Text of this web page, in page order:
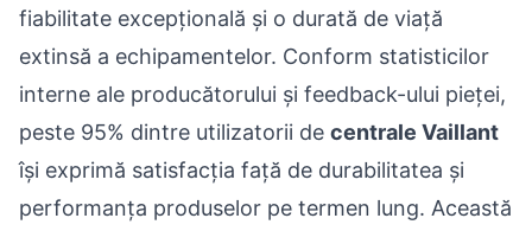
fiabilitate excepțională și o durată de viață
extinsă a echipamentelor. Conform statisticilor
interne ale producătorului și feedback-ului pieței,
peste 95% dintre utilizatorii de centrale Vaillant
își exprimă satisfacția față de durabilitatea și
performanța produselor pe termen lung. Această